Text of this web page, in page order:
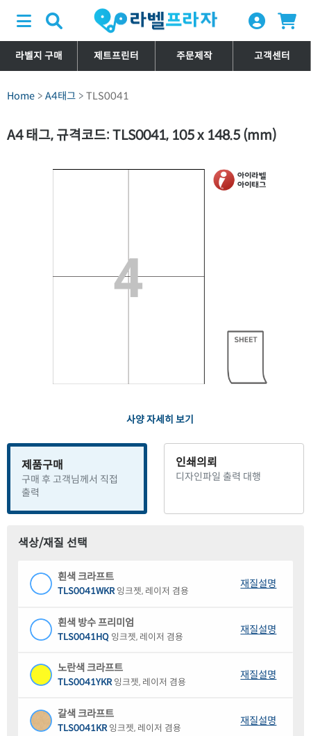
라벨지 구매 제트프린터 주문제작 고객센터
Home A4태그 TLS0041
A4 태그, 규격코드: TLS0041, 105 x 148.5 (mm)
사양 자세히 보기
제품구매
구매 후 고객님께서 직접
출력
인쇄의뢰
디자인파일 출력 대행
색상/재질 선택
흰색 크라프트
TLS0041WKR 잉크젯, 레이저 겸용
재질설명
흰색 방수 프리미엄
TLS0041HQ 잉크젯, 레이저 겸용
재질설명
노란색 크라프트
TLS0041YKR 잉크젯, 레이저 겸용
재질설명
갈색 크라프트
TLS0041KR 잉크젯, 레이저 겸용
재질설명